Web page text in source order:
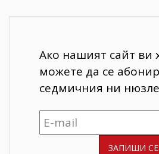
Ако нашият сайт ви
можете да се
седмичния ни